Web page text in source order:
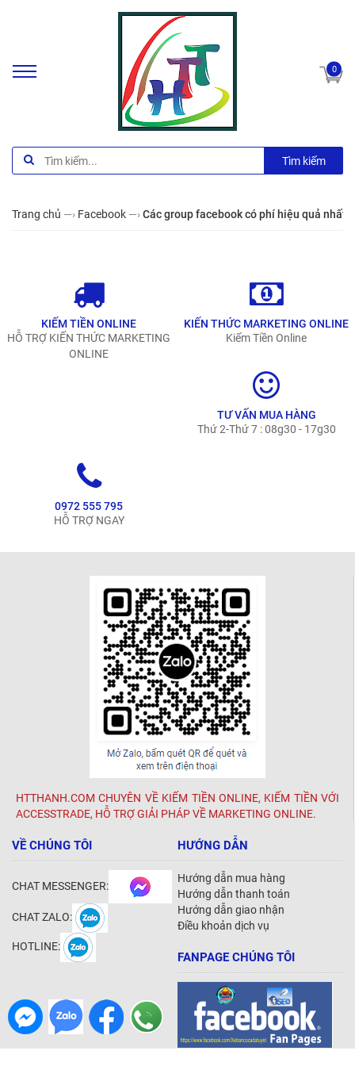
0
Tìm kiếm
Trang chủ —› Facebook —›Các group facebook có phí hiệu quả nhất,
KIẾM TIỀN ONLINE
HỖ TRỢ KIẾN THỨC MARKETING
ONLINE
KIẾN THỨC MARKETING ONLINE
Kiếm Tiền Online
TƯ VẤN MUA HÀNG
Thứ 2-Thứ 7 : 08g30 - 17g30
0972 555 795
HỖ TRỢ NGAY
HTTHANH.COM CHUYÊN VỀ KIẾM TIỀN ONLINE, KIẾM TIỀN VỚI
ACCESSTRADE, HỖ TRỢ GIẢI PHÁP VỀ MARKETING ONLINE.
VỀ CHÚNG TÔI
CHAT MESSENGER:
CHAT ZALO:
HOTLINE:
HƯỚNG DẪN
Hướng dẫn mua hàng
Hướng dẫn thanh toán
Hướng dẫn giao nhận
Điều khoản dịch vụ
FANPAGE CHÚNG TÔI